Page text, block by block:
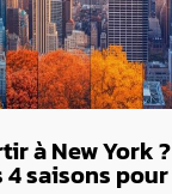
à New York
saisons